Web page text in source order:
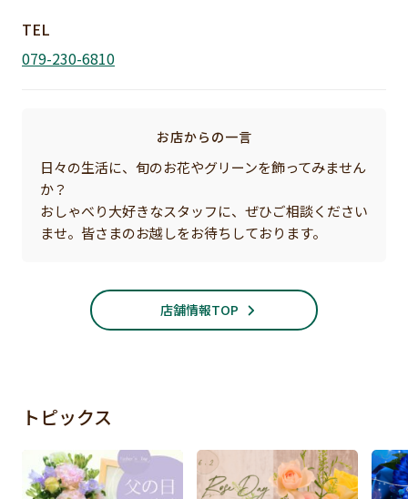
TEL
079-230-6810
お店からの一言
日々の生活に、旬のお花やグリーンを飾ってみません
か？
おしゃべり大好きなスタッフに、ぜひご相談ください
ませ。皆さまのお越しをお待ちしております。
店舗情報TOP
トピックス